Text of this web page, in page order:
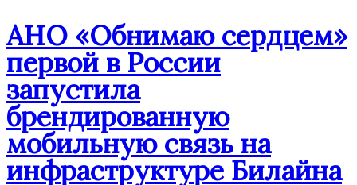
АНО «Обнимаю сердцем»
первой в России
запустила
брендированную
мобильную связь на
инфраструктуре Билайна